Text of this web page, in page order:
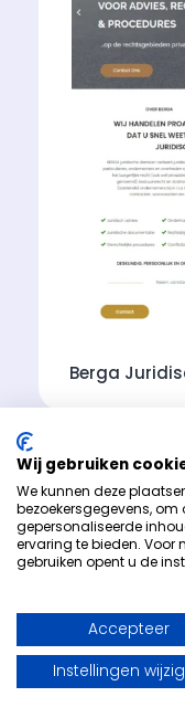
Berga
Wij gebruiken
We kunnen deze
bezoekersgegevens, om
gepersonaliseerde
ervaring te bieden. Voor
gebruiken opent u de
Accepteer
Instellingen